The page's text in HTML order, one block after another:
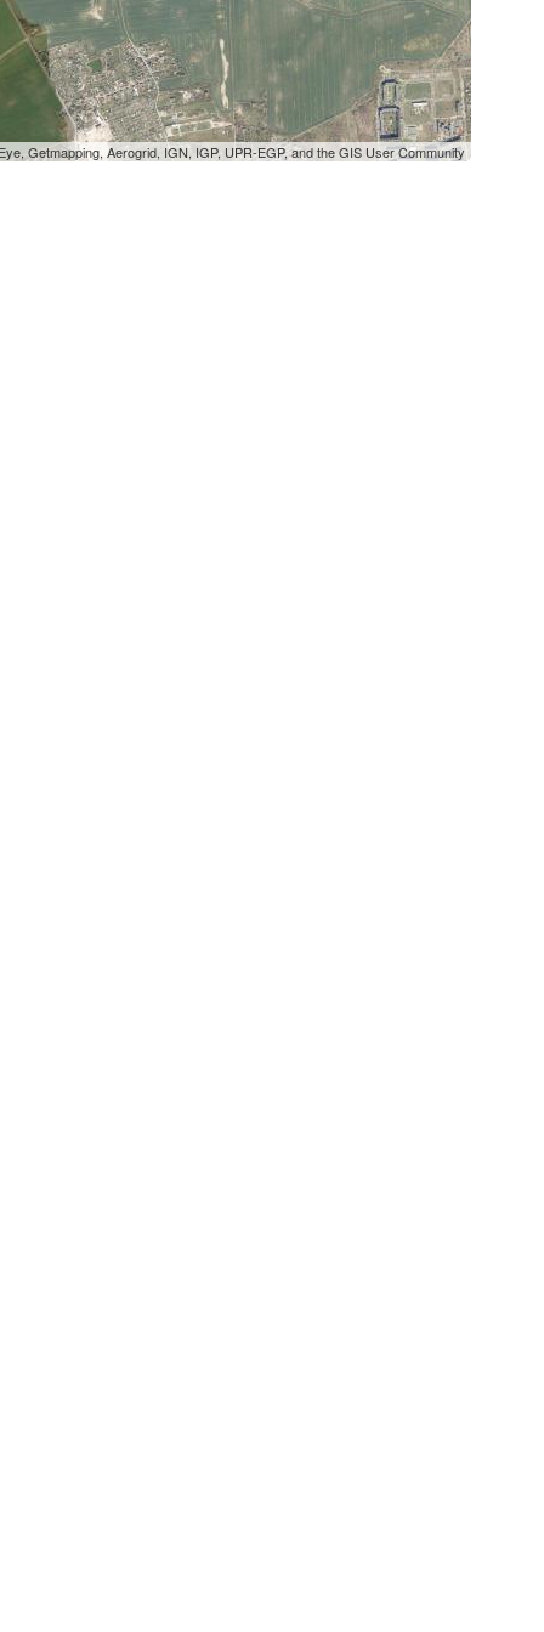
Getmapping, Aerogrid, IGN, IGP, UPR-EGP, and the GIS User Community